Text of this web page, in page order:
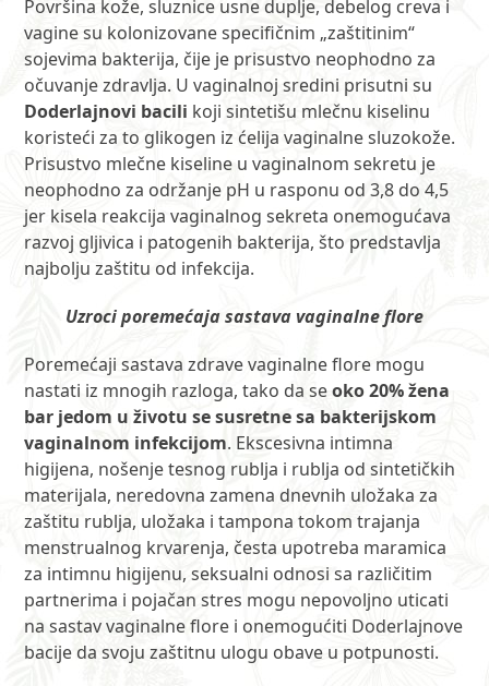
Površina kože, sluznice usne duplje, debelog creva i
vagine su kolonizovane specifičnim „zaštitinim“
sojevima bakterija, čije je prisustvo neophodno za
očuvanje zdravlja. U vaginalnoj sredini prisutni su
Doderlajnovi bacili koji sintetišu mlečnu kiselinu
koristeći za to glikogen iz ćelija vaginalne sluzokože.
Prisustvo mlečne kiseline u vaginalnom sekretu je
neophodno za održanje pH u rasponu od 3,8 do 4,5
jer kisela reakcija vaginalnog sekreta onemogućava
razvoj gljivica i patogenih bakterija, što predstavlja
najbolju zaštitu od infekcija.
Uzroci poremećaja sastava vaginalne flore
Poremećaji sastava zdrave vaginalne flore mogu
nastati iz mnogih razloga, tako da seoko 20% žena
bar jedom u životu se susretne sa bakterijskom
vaginalnom infekcijom. Ekscesivna intimna
higijena, nošenje tesnog rublja i rublja od sintetičkih
materijala, neredovna zamena dnevnih uložaka za
zaštitu rublja, uložaka i tampona tokom trajanja
menstrualnog krvarenja, česta upotreba maramica
za intimnu higijenu, seksualni odnosi sa različitim
partnerima i pojačan stres mogu nepovoljno uticati
na sastav vaginalne flore i onemogućiti Doderlajnove
bacije da svoju zaštitnu ulogu obave u potpunosti.